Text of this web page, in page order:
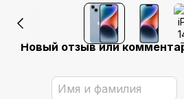
Новый отзыв или